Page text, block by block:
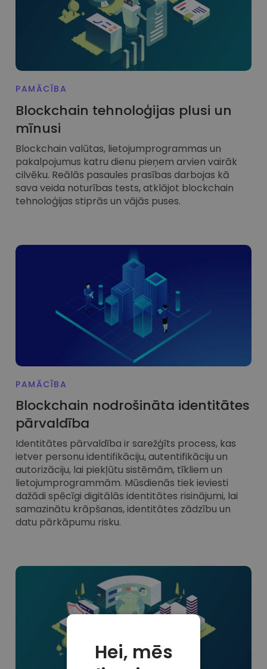
PAMĀCĪBA
Blockchain tehnoloģijas plusi un
mīnusi
Blockchain valūtas, lietojumprogrammas un
pakalpojumus katru dienu pieņem arvien vairāk
cilvēku. Reālās pasaules prasības darbojas kā
sava veida noturības tests, atklājot blockchain
tehnoloģijas stiprās un vājās puses.
PAMĀCĪBA
Blockchain nodrošināta identitātes
pārvaldība
Identitātes pārvaldība ir sarežģīts process, kas
ietver personu identifikāciju, autentifikāciju un
autorizāciju, lai piekļūtu sistēmām, tīkliem un
lietojumprogrammām. Mūsdienās tiek ieviesti
dažādi spēcīgi digitālās identitātes risinājumi, lai
samazinātu krāpšanas, identitātes zādzību un
datu pārkāpumu risku.
Hei, mēs